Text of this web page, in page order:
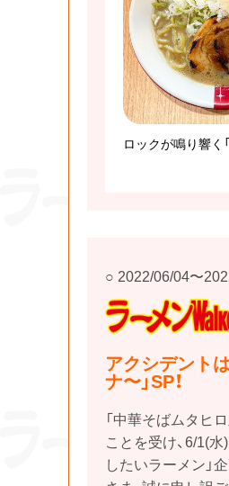
ロックが鳴り響く
2022/06/04〜
ラーメン
ッチン
アクシデント
ナ〜」SP！
「中華そばムタヒ
ことを受け、6/1(
したいラーメン」